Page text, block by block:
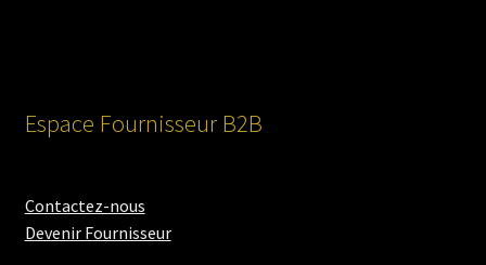
Espace Fournisseur B2B
Contactez-nous
Devenir Fournisseur